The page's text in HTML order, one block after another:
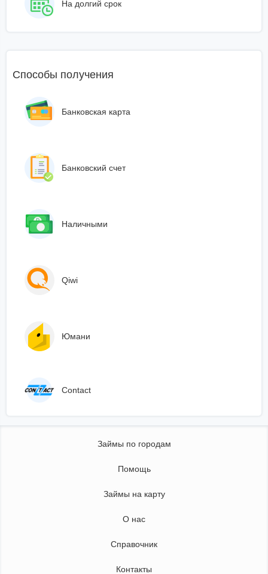
На долгий срок
Способы получения
Банковская карта
Банковский счет
Наличными
Qiwi
Юмани
Сontact
Займы по городам
Помощь
Займы на карту
О нас
Справочник
Контакты